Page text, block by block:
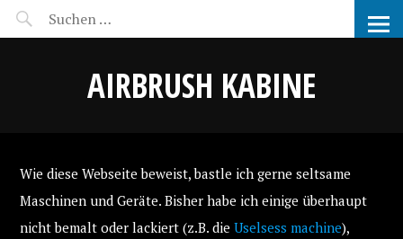
NAPALM – STILL BURNING
AIRBRUSH KABINE
Wie diese Webseite beweist, bastle ich gerne seltsame
Maschinen und Geräte. Bisher habe ich einige überhaupt
nicht bemalt oder lackiert (z.B. dieUselsess machine),